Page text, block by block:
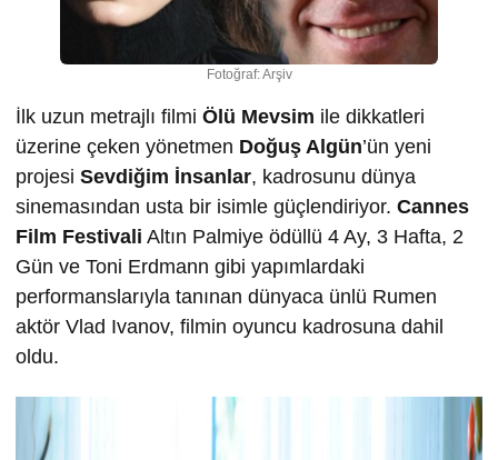
Fotoğraf: Arşiv
İlk uzun metrajlı filmi Ölü Mevsim ile dikkatleri
üzerine çeken yönetmen Doğuş Algün’ün yeni
projesi Sevdiğim İnsanlar, kadrosunu dünya
sinemasından usta bir isimle güçlendiriyor. Cannes
Film Festivali Altın Palmiye ödüllü 4 Ay, 3 Hafta, 2
Gün ve Toni Erdmann gibi yapımlardaki
performanslarıyla tanınan dünyaca ünlü Rumen
aktör Vlad Ivanov, filmin oyuncu kadrosuna dahil
oldu.